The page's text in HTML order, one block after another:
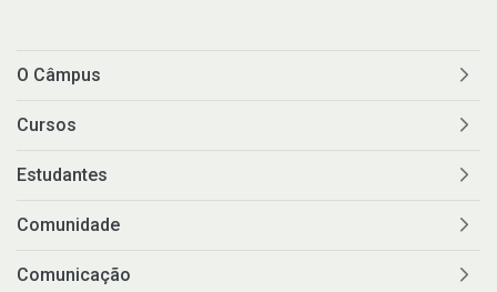
O Câmpus
Cursos
Estudantes
Comunidade
Comunicação